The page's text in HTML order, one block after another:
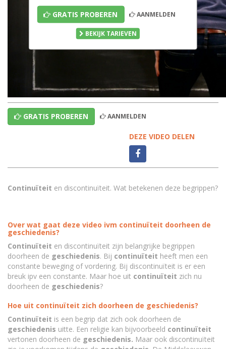
GRATIS PROBEREN AANMELDEN
BEKIJK TARIEVEN
GRATIS PROBEREN AANMELDEN
DEZE VIDEO DELEN
Continuïteit en discontinuïteit. Wat betekenen deze begrippen?
Over wat gaat deze video ivm continuïteit doorheen de
geschiedenis?
Continuïteit en discontinuïteit zijn belangrijke begrippen
doorheen de geschiedenis. Bij continuïteit heeft men een
constante beweging of vordering. Bij discontinuïteit is er een
breuk ipv een constante. Maar hoe uit continuïteit zich nu
doorheen de geschiedenis?
Hoe uit continuïteit zich doorheen de geschiedenis?
Continuïteit is een begrip dat zich ook doorheen de
geschiedenis uitte. Een religie kan bijvoorbeeld continuïteit
vertonen doorheen de geschiedenis. Maar ook discontinuïteit